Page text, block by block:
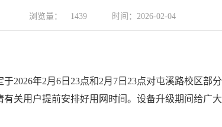
浏览量： 1439 时间：2026-02-04
于2026年2月6日 23点和2月7日 23点对屯溪路校区部
有关用户提前安排好用网时间。设备升级期间给广